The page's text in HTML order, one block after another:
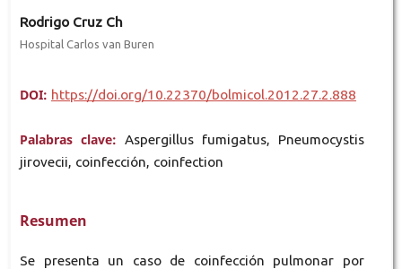
Rodrigo Cruz Ch
Hospital Carlos van Buren
DOI: https://doi.org/10.22370/bolmicol.2012.27.2.888
Palabras clave: Aspergillus fumigatus, Pneumocystis
jirovecii, coinfección, coinfection
Resumen
Se presenta un caso de coinfección pulmonar por